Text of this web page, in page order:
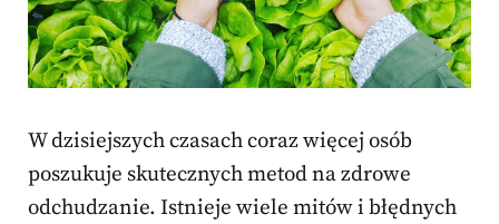
W dzisiejszych czasach coraz więcej osób
poszukuje skutecznych metod na zdrowe
odchudzanie. Istnieje wiele mitów i błędnych